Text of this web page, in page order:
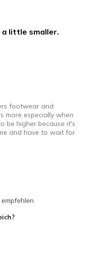
big
little smaller.
footwear and
more especially when
be higher because it's
and have to wait for